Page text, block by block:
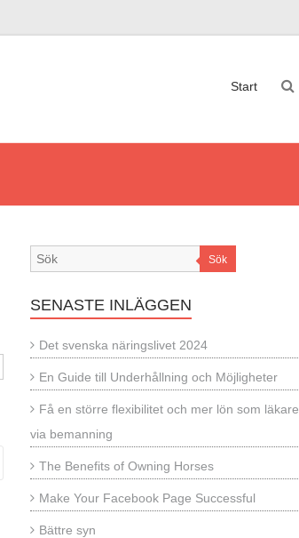
Start
Sök
SENASTE INLÄGGEN
Det svenska näringslivet 2024
En Guide till Underhållning och Möjligheter
Få en större flexibilitet och mer lön som läkare
via bemanning
The Benefits of Owning Horses
Make Your Facebook Page Successful
Bättre syn